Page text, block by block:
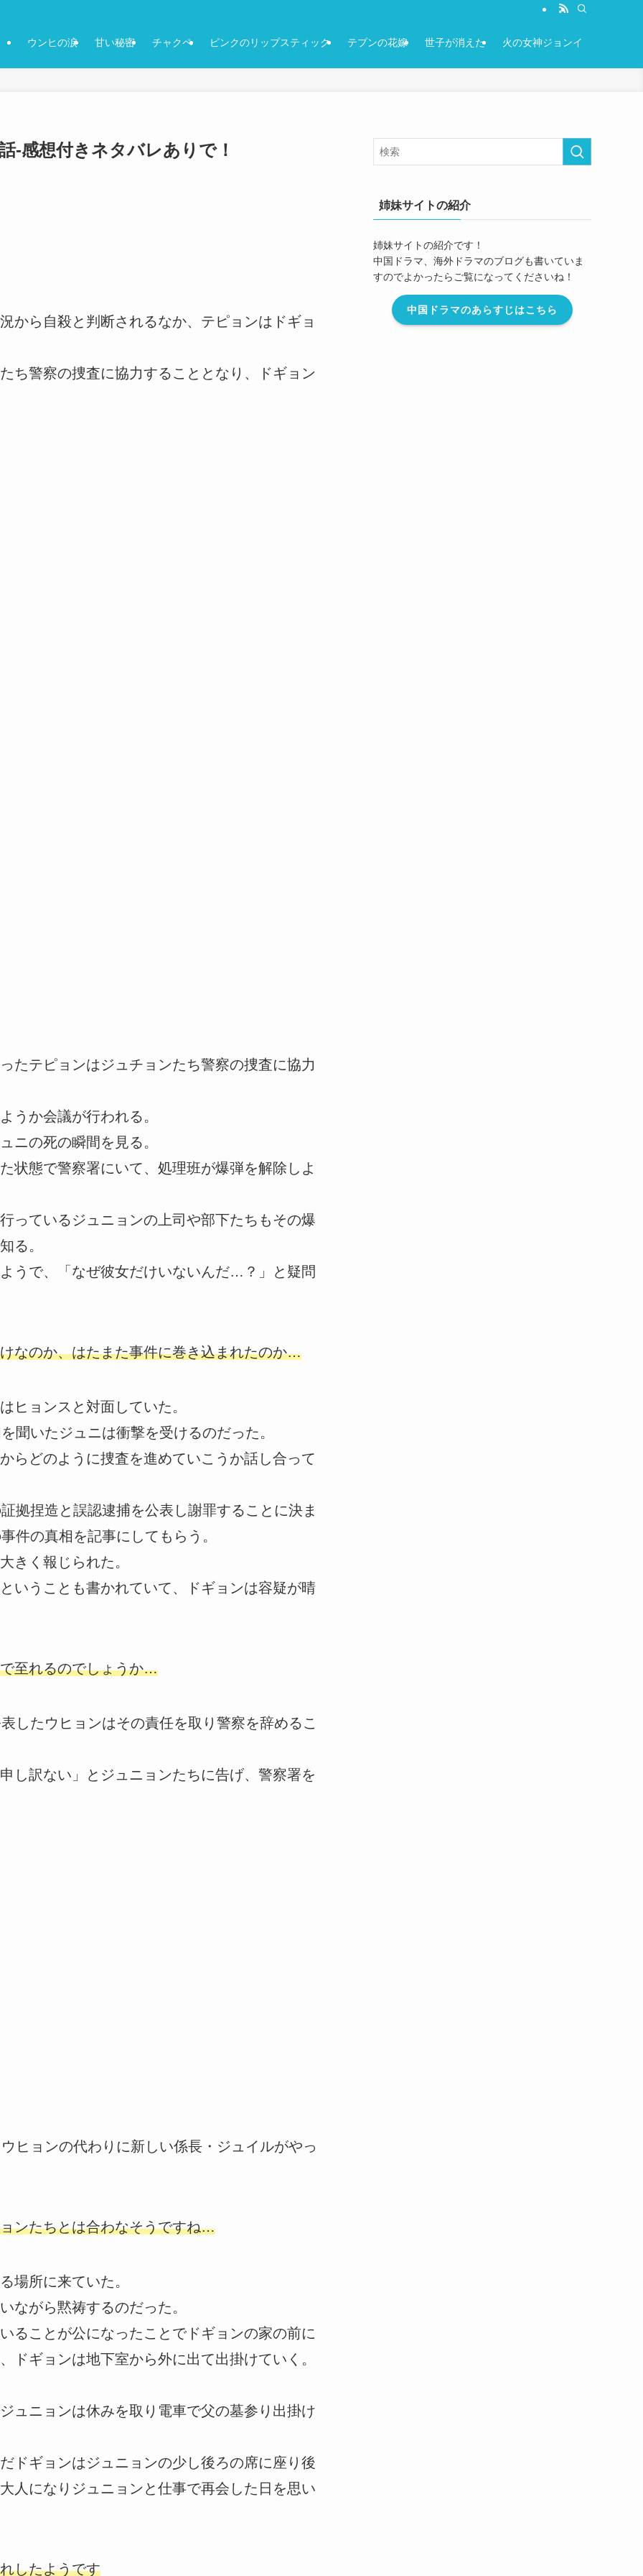
ウンヒの涙 甘い秘密 チャクペ ピンクのリップスティック テプンの花嫁 世子が消えた 火の女神ジョンイ
-感想付きネタバレありで！
から自殺と判断されるなか、テピョンはドギョ
ち警察の捜査に協力することとなり、ドギョン
たテピョンはジュチョンたち警察の捜査に協力
うか会議が行われる。
ニの死の瞬間を見る。
状態で警察署にいて、処理班が爆弾を解除しよ
っているジュニョンの上司や部下たちもその爆
る。
うで、「なぜ彼女だけいないんだ…？」と疑問
なのか、はたまた事件に巻き込まれたのか…
ヒョンスと対面していた。
聞いたジュニは衝撃を受けるのだった。
らどのように捜査を進めていこうか話し合って
拠捏造と誤認逮捕を公表し謝罪することに決ま
件の真相を記事にしてもらう。
きく報じられた。
いうことも書かれていて、ドギョンは容疑が晴
至れるのでしょうか…
したウヒョンはその責任を取り警察を辞めるこ
し訳ない」とジュニョンたちに告げ、警察署を
ヒョンの代わりに新しい係長・ジュイルがやっ
ンたちとは合わなそうですね…
場所に来ていた。
ながら黙祷するのだった。
ることが公になったことでドギョンの家の前に
ドギョンは地下室から外に出て出掛けていく。
ュニョンは休みを取り電車で父の墓参り出掛け
ドギョンはジュニョンの少し後ろの席に座り後
人になりジュニョンと仕事で再会した日を思い
したようです
姉妹サイトの紹介
姉妹サイトの紹介です！
中国ドラマ、海外ドラマのブログも書いていま
すのでよかったらご覧になってくださいね！
中国ドラマのあらすじはこちら